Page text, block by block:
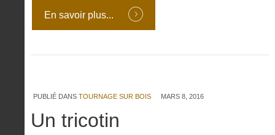
En savoir plus...
PUBLIÉ DANS TOURNAGE SUR BOIS MARS 8, 2016
Un tricotin